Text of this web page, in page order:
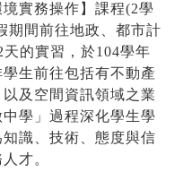
實務操作】課程(2學
期間前往地政、都市計
天的實習，於104學年
生前往包括有不動產
及空間資訊領域之業
學」過程深化學生學
識、技術、態度與信
才。